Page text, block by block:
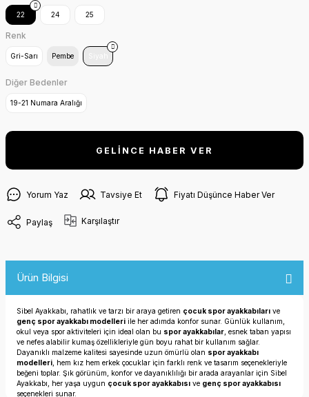
22 24 25
Renk
Gri-Sarı Pembe
Diğer Bedenler
19-21 Numara Aralığı
GELİNCE HABER VER
Yorum Yaz Tavsiye Et Fiyatı Düşünce Haber Ver
Paylaş Karşılaştır
Ürün Bilgisi
Sibel Ayakkabı, rahatlık ve tarzı bir araya getiren çocuk spor ayakkabıları ve
genç spor ayakkabı modelleri ile her adımda konfor sunar. Günlük kullanım,
okul veya spor aktiviteleri için ideal olan bu spor ayakkabılar , esnek taban yapısı
ve nefes alabilir kumaş özellikleriyle gün boyu rahat bir kullanım sağlar.
Dayanıklı malzeme kalitesi sayesinde uzun ömürlü olan spor ayakkabı
modelleri , hem kız hem erkek çocuklar için farklı renk ve tasarım seçenekleriyle
beğeni toplar. Şık görünüm, konfor ve dayanıklılığı bir arada arayanlar için Sibel
Ayakkabı, her yaşa uygun çocuk spor ayakkabısı ve genç spor ayakkabısı
seçenekleri sunar.